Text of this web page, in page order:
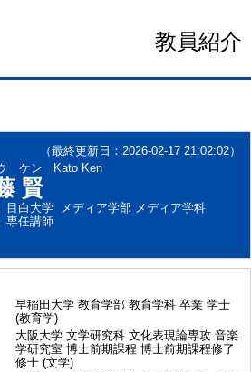
教員紹介
（最終更新日：2026-02-17 21:02:02）
ケン
Kato Ken
賢
目白大学 メディア学部 メディア学科
専任講師
早稲田大学 教育学部 教育学科 卒業 学士
(教育学)
大阪大学 文学研究科 文化表現論専攻 音楽
学研究室 博士前期課程 博士前期課程修了
修士 (文学)